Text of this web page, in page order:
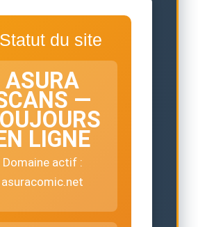
Statut du site
ASURA
—
LIGNE
Domaine actif :
asuracomic.net